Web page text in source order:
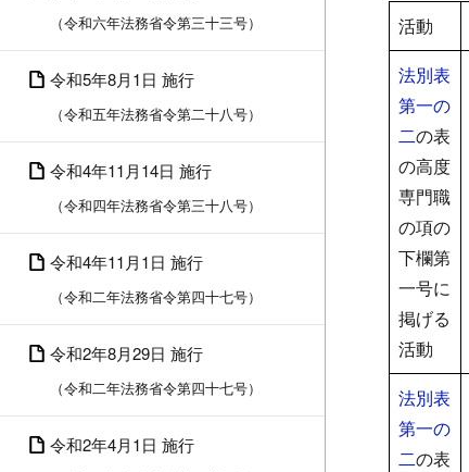
（令和六年法務省令第三十三号）
令和5年8月1日 施行
（令和五年法務省令第二十八号）
令和4年11月14日 施行
（令和四年法務省令第三十八号）
令和4年11月1日 施行
（令和二年法務省令第四十七号）
令和2年8月29日 施行
（令和二年法務省令第四十七号）
令和2年4月1日 施行
活動
法別表
第一の
二の表
の高度
専門職
の項の
下欄第
一号に
掲げる
活動
法別表
第一の
二の表